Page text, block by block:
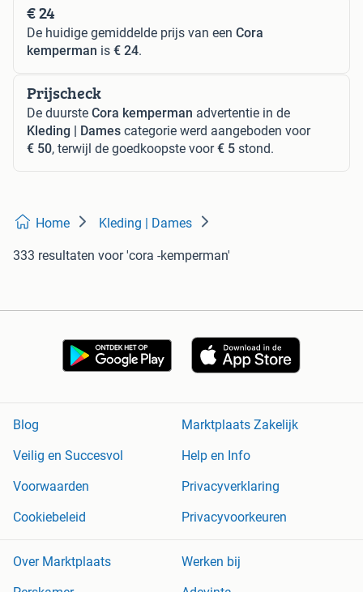
€ 24
De huidige gemiddelde prijs van een Cora
kemperman is € 24.
Prijscheck
De duurste Cora kemperman advertentie in de
Kleding | Dames categorie werd aangeboden voor
€ 50, terwijl de goedkoopste voor€ 5 stond.
Home Kleding | Dames
333 resultaten voor 'cora -kemperman'
Blog
Marktplaats Zakelijk
Veilig en Succesvol
Help en Info
Voorwaarden
Privacyverklaring
Cookiebeleid
Privacyvoorkeuren
Over Marktplaats
Werken bij